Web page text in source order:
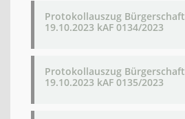
Protokollauszug Bürgerschaft
19.10.2023 kAF 0134/2023
Protokollauszug Bürgerschaft
19.10.2023 kAF 0135/2023